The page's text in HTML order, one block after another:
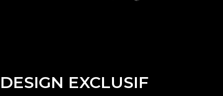
DESIGN EXCLUSIF